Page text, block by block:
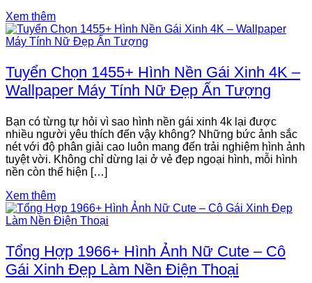
Xem thêm
Tuyển Chọn 1455+ Hình Nền Gái Xinh 4K –
Wallpaper Máy Tính Nữ Đẹp Ấn Tượng
Bạn có từng tự hỏi vì sao hình nền gái xinh 4k lại được
nhiều người yêu thích đến vậy không? Những bức ảnh sắc
nét với độ phân giải cao luôn mang đến trải nghiệm hình ảnh
tuyệt vời. Không chỉ dừng lại ở vẻ đẹp ngoại hình, mỗi hình
nền còn thể hiện […]
Xem thêm
Tổng Hợp 1966+ Hình Ảnh Nữ Cute – Cô
Gái Xinh Đẹp Làm Nền Điện Thoại